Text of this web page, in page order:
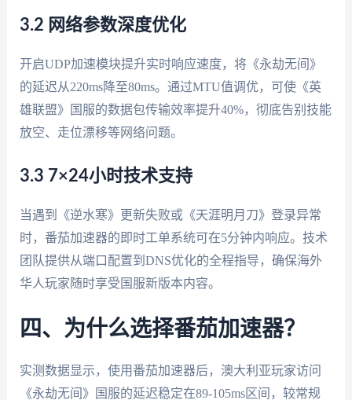
3.2 网络参数深度优化
开启UDP加速模块提升实时响应速度，将《永劫无间》
的延迟从220ms降至80ms。通过MTU值调优，可使《英
雄联盟》国服的数据包传输效率提升40%，彻底告别技能
放空、走位漂移等网络问题。
3.3 7×24小时技术支持
当遇到《逆水寒》更新失败或《天涯明月刀》登录异常
时，番茄加速器的即时工单系统可在5分钟内响应。技术
团队提供从端口配置到DNS优化的全程指导，确保海外
华人玩家随时享受国服新版本内容。
四、为什么选择番茄加速器？
实测数据显示，使用番茄加速器后，澳大利亚玩家访问
《永劫无间》国服的延迟稳定在89-105ms区间，较常规